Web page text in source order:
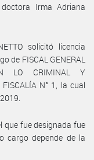
doctora Irma Adriana
solicitó licencia
de FISCAL GENERAL
LO CRIMINAL Y
FISCALÍA N° 1, la cual
que fue designada fue
cargo depende de la